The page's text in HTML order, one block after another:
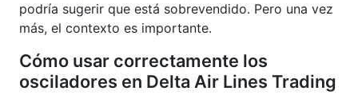
podría sugerir que está sobrevendido. Pero una vez
más, el contexto es importante.
Cómo usar correctamente los
osciladores en Delta Air Lines Trading